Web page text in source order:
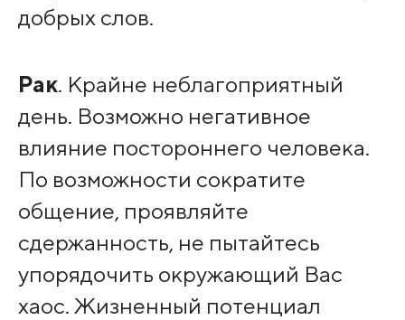
добрых слов.
Рак. Крайне неблагоприятный
день. Возможно негативное
влияние постороннего человека.
По возможности сократите
общение, проявляйте
сдержанность, не пытайтесь
упорядочить окружающий Вас
хаос. Жизненный потенциал